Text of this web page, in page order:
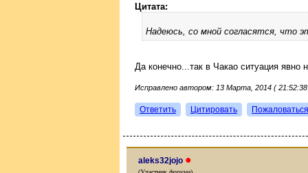
Цитата:
Надеюсь, со мной согласятся, что
Да конечно...так в Чакао ситуация явно
Исправлено автором: 13 Марта, 2014 (
Ответить Цитировать Пожаловаться
aleks32jojo ●